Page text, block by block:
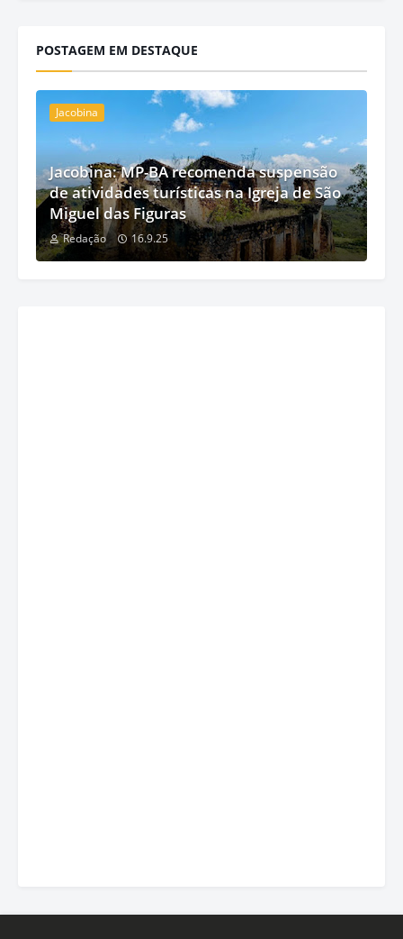
POSTAGEM EM DESTAQUE
Jacobina
Jacobina: MP-BA recomenda suspensão
de atividades turísticas na Igreja de São
Miguel das Figuras
Redação 16.9.25